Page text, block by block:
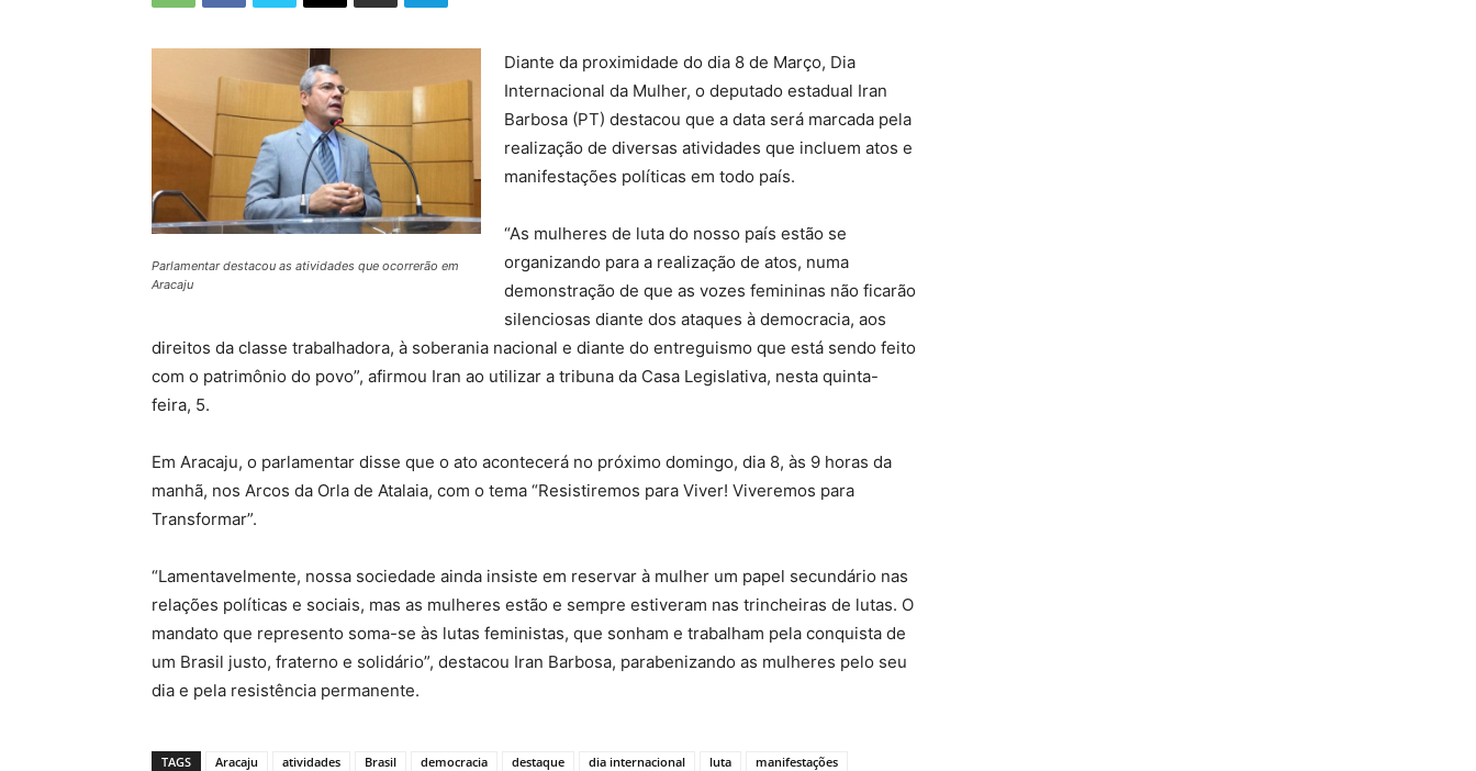
Parlamentar destacou as atividades que ocorrerão em
Aracaju
Diante da proximidade do dia 8 de Março, Dia
Internacional da Mulher, o deputado estadual Iran
Barbosa (PT) destacou que a data será marcada pela
realização de diversas atividades que incluem atos e
manifestações políticas em todo país.
“As mulheres de luta do nosso país estão se
organizando para a realização de atos, numa
demonstração de que as vozes femininas não ficarão
silenciosas diante dos ataques à democracia, aos
direitos da classe trabalhadora, à soberania nacional e diante do entreguismo que está sendo feito
com o patrimônio do povo”, afirmou Iran ao utilizar a tribuna da Casa Legislativa, nesta quinta-
feira, 5.
Em Aracaju, o parlamentar disse que o ato acontecerá no próximo domingo, dia 8, às 9 horas da
manhã, nos Arcos da Orla de Atalaia, com o tema “Resistiremos para Viver! Viveremos para
Transformar”.
“Lamentavelmente, nossa sociedade ainda insiste em reservar à mulher um papel secundário nas
relações políticas e sociais, mas as mulheres estão e sempre estiveram nas trincheiras de lutas. O
mandato que represento soma-se às lutas feministas, que sonham e trabalham pela conquista de
um Brasil justo, fraterno e solidário”, destacou Iran Barbosa, parabenizando as mulheres pelo seu
dia e pela resistência permanente.
TAGS Aracaju atividades Brasil democracia destaque dia internacional luta manifestações